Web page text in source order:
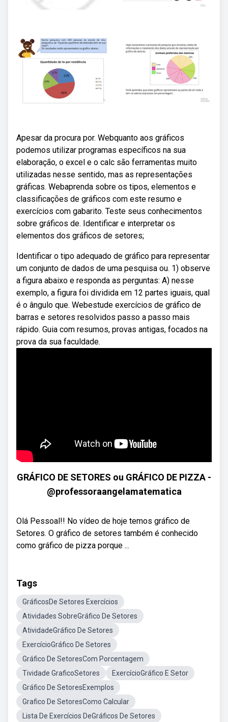
Apesar da procura por. Webquanto aos gráficos
podemos utilizar programas específicos na sua
elaboração, o excel e o calc são ferramentas muito
utilizadas nesse sentido, mas as representações
gráficas. Webaprenda sobre os tipos, elementos e
classificações de gráficos com este resumo e
exercícios com gabarito. Teste seus conhecimentos
sobre gráficos de. Identificar e interpretar os
elementos dos gráficos de setores;
Identificar o tipo adequado de gráfico para representar
um conjunto de dados de uma pesquisa ou. 1) observe
a figura abaixo e responda as perguntas: A) nesse
exemplo, a figura foi dividida em 12 partes iguais, qual
é o ângulo que. Webestude exercícios de gráfico de
barras e setores resolvidos passo a passo mais
rápido. Guia com resumos, provas antigas, focados na
prova da sua faculdade.
GRÁFICO DE SETORES ou GRÁFICO DE PIZZA -
@professoraangelamatematica
Olá Pessoal!! No vídeo de hoje temos gráfico de
Setores. O gráfico de setores também é conhecido
como gráfico de pizza porque ...
Tags
GráficosDe Setores Exercícios
Atividades SobreGráfico De Setores
AtividadeGráfico De Setores
ExercícioGráfico De Setores
Gráfico De SetoresCom Porcentagem
Tividade GraficoSetores
ExercícioGráfico E Setor
Gráfico De SetoresExemplos
Grafico De SetoresComo Calcular
Lista De Exercícios DeGráficos De Setores